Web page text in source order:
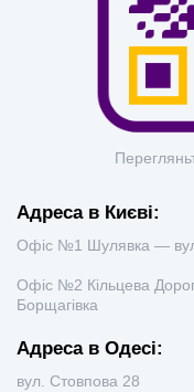
Адреса в Києві:
Офіс №1 Шулявка —
Офіс №2 Кільцева
Борщагівка
Адреса в Одесі:
вул. Стовпова 28